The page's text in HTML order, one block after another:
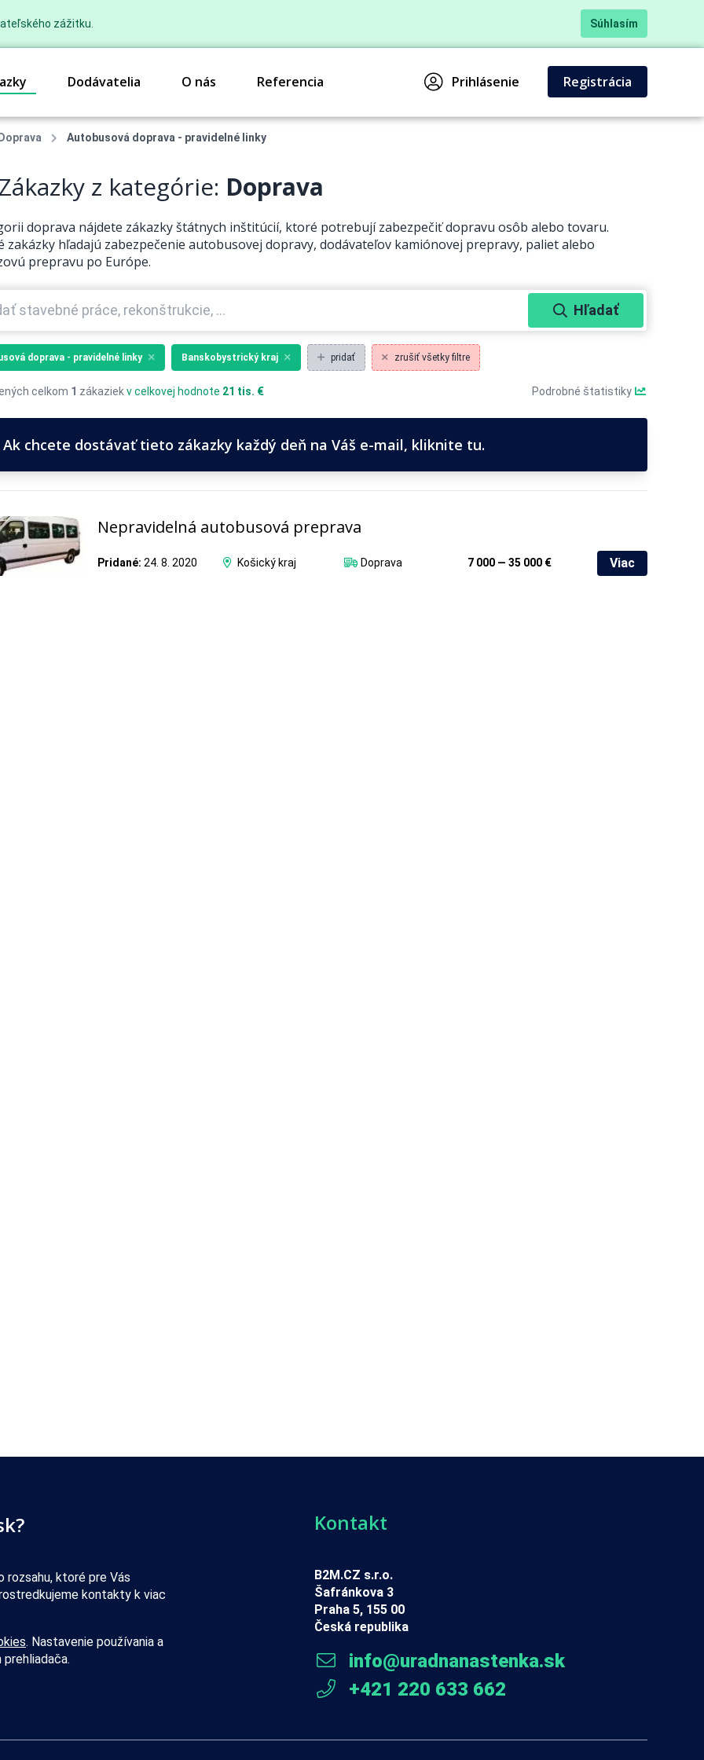
zážitku. Súhlasím
Dodávatelia O nás Referencia Prihlásenie Registrácia
Doprava Autobusová doprava - pravidelné linky
Zákazky z kategórie: Doprava
doprava nájdete zákazky štátnych inštitúcií, ktoré potrebují zabezpečiť dopravu osôb alebo tovaru.
zakázky hľadajú zabezpečenie autobusovej dopravy, dodávateľov kamiónovej prepravy, paliet alebo
prepravu po Európe.
Hľadať
doprava - pravidelné linky Banskobystrický kraj pridať zrušiť všetky filtre
celkom 1 zákaziekv celkovej hodnote 21 tis. € Podrobné štatistiky
Ak chcete dostávať tieto zákazky každý deň na Váš e-mail, kliknite tu.
Nepravidelná autobusová preprava
Pridané: 24. 8. 2020 Košický kraj Doprava 7 000 — 35 000 € Viac
rozsahu, ktoré pre Vás
kontakty k viac
. Nastavenie používania a
Kontakt
B2M.CZ s.r.o.
Šafránkova 3
Praha 5, 155 00
Česká republika
info@uradnanastenka.sk
+421 220 633 662